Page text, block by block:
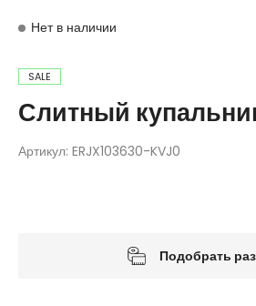
Нет в наличии
SALE
Слитный
Артикул: ERJX103630-KVJ0
Подобрать